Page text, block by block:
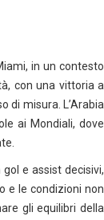
in un contesto
con una vittoria a
di misura. L’Arabia
ai Mondiali, dove
e assist decisivi,
e le condizioni non
gli equilibri della